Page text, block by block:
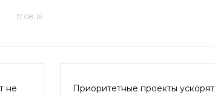
17.08.16
не
Приоритетные проекты ускорят